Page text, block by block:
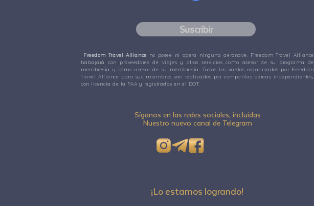
Suscribir
Freedom Travel Alliance no posee ni opera ninguna aeronave. Freedom Travel Alliance
trabajará con proveedores de viajes y otros servicios como asesor de su programa de
membresía y como asesor de su membresía. Todos los vuelos organizados por Freedom
Travel Alliance para sus miembros son realizados por compañías aéreas independientes,
con licencia de la FAA y registradas en el DOT.
Síganos en las redes sociales, incluidas
Nuestro nuevo canal de Telegram
¡Lo estamos logrando!